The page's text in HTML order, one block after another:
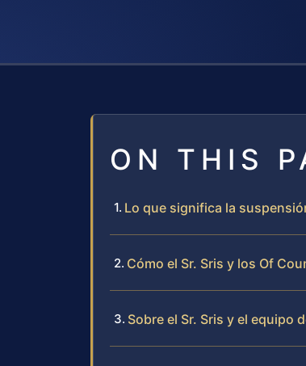
ON THIS
Lo que significa la
Cómo el Sr. Sris y los Of
Sobre el Sr. Sris y el equipo